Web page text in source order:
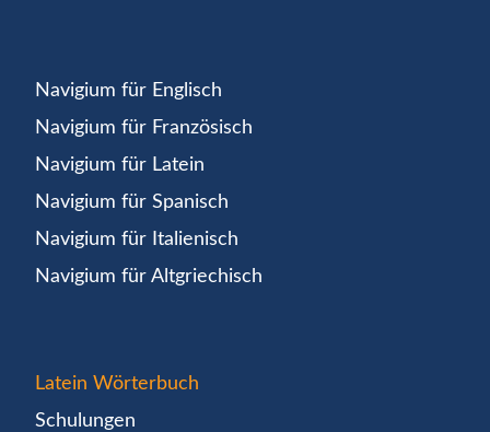
Navigium für Englisch
Navigium für Französisch
Navigium für Latein
Navigium für Spanisch
Navigium für Italienisch
Navigium für Altgriechisch
Latein Wörterbuch
Schulungen